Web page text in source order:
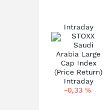
Intraday
-0,33 %